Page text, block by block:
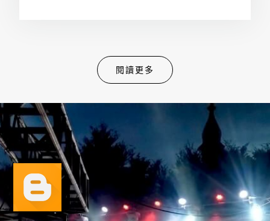
閱讀更多